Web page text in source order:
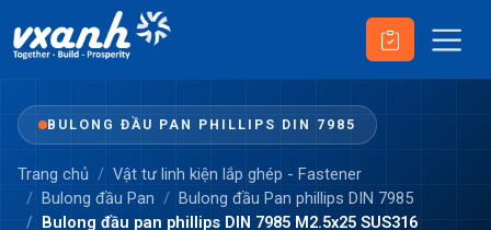
BULONG ĐẦU PAN PHILLIPS DIN 7985
Trang chủ
Vật tư linh kiện lắp ghép - Fastener
Bulong đầu Pan
Bulong đầu Pan phillips DIN 7985
Bulong đầu pan phillips DIN 7985 M2.5x25 SUS316